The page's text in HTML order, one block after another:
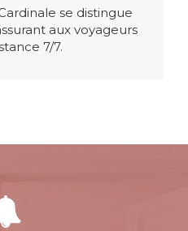
se distingue
aux voyageurs
7/7.